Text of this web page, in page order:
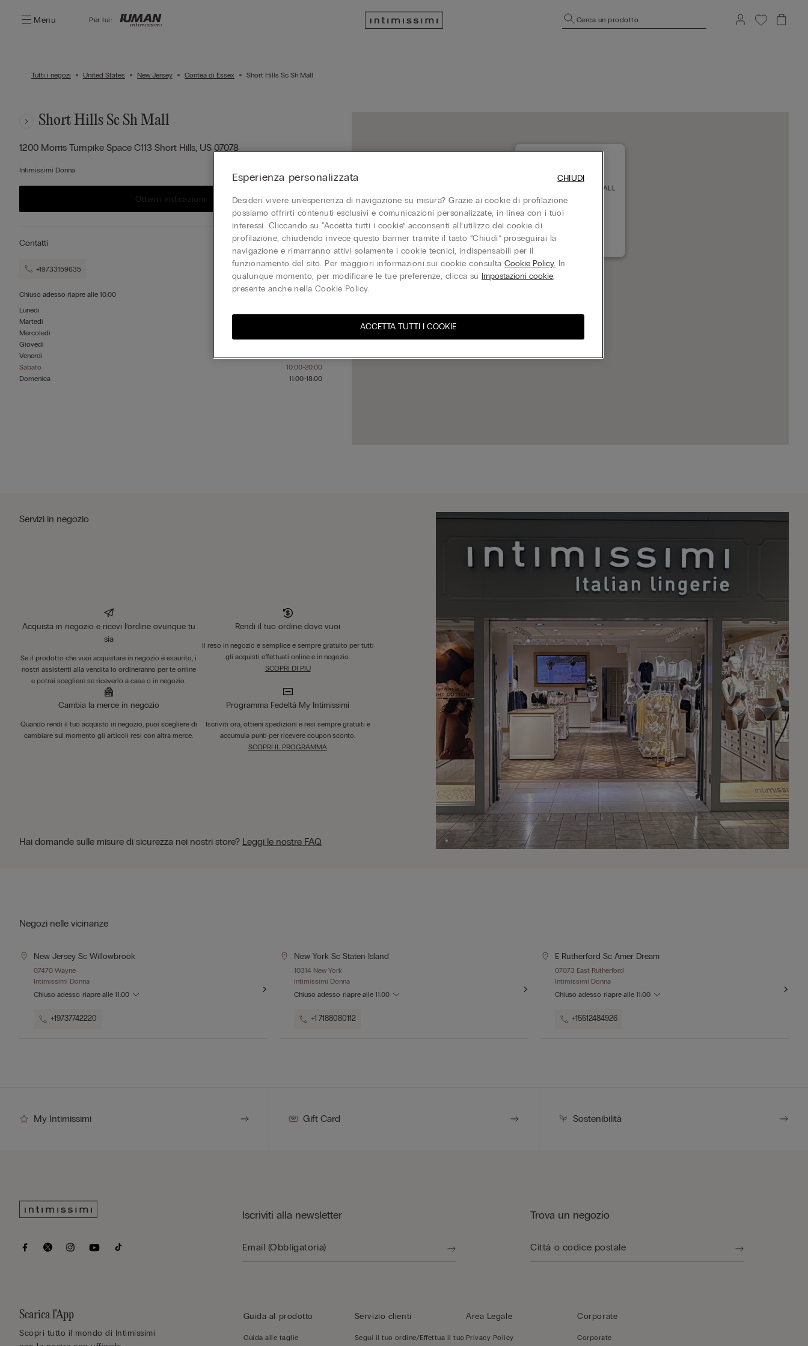
Menu Per lui: Cerca un prodotto
Tutti i negozi United States New Jersey Contea di Essex Short Hills Sc Sh Mall
Short Hills Sc Sh Mall
1200 Morris Turnpike Space C113 Short Hills, US 07078
Intimissimi Donna
Ottieni indicazioni
Contatti
+19733159635
Chiuso adesso riapre alle 10:00
Lunedì
Martedì
Mercoledì
Giovedì
Venerdì
10:00-20:00
Sabato
10:00-20:00
Domenica
11:00-18:00
SHORT HILLS SC SH MALL
07078 SHORT HILLS
Chiuso adesso
+19733159635
Servizi in negozio
Acquista in negozio e ricevi l’ordine ovunque tu
sia
Se il prodotto che vuoi acquistare in negozio è esaurito, i
nostri assistenti alla vendita lo ordineranno per te online
e potrai scegliere se riceverlo a casa o in negozio.
Rendi il tuo ordine dove vuoi
Il reso in negozio è semplice e sempre gratuito per tutti
gli acquisti effettuati online e in negozio.
SCOPRI DI PIÙ
Cambia la merce in negozio
Quando rendi il tuo acquisto in negozio, puoi scegliere di
cambiare sul momento gli articoli resi con altra merce.
Programma Fedeltà My Intimissimi
Iscriviti ora, ottieni spedizioni e resi sempre gratuiti e
accumula punti per ricevere coupon sconto.
SCOPRI IL PROGRAMMA
Hai domande sulle misure di sicurezza nei nostri store? Leggi le nostre FAQ
Negozi nelle vicinanze
New Jersey Sc Willowbrook
07470 Wayne
Intimissimi Donna
Chiuso adesso riapre alle 11:00
+19737742220
New York Sc Staten Island
10314 New York
Intimissimi Donna
Chiuso adesso riapre alle11:00
+1 7188080112
E Rutherford Sc Amer Dream
07073 East Rutherford
Intimissimi Donna
Chiuso adesso riapre alle 11:00
+15512484926
My Intimissimi Gift Card Sostenibilità
Scarica l’App
Scopri tutto il mondo di Intimissimi
Iscriviti alla newsletter Trova un negozio
Guida al prodotto
Guida alle taglie
Servizio clienti
Segui il tuo ordine/Effettua il tuo
Area Legale
Privacy Policy
Corporate
Corporate
Esperienza personalizzata
Desideri vivere un’esperienza di navigazione su misura? Grazie ai cookie di profilazione
possiamo offrirti contenuti esclusivi e comunicazioni personalizzate, in linea con i tuoi
interessi. Cliccando su “Accetta tutti i cookie” acconsenti all’utilizzo dei cookie di
profilazione, chiudendo invece questo banner tramite il tasto “Chiudi” proseguirai la
navigazione e rimarranno attivi solamente i cookie tecnici, indispensabili per il
funzionamento del sito. Per maggiori informazioni sui cookie consultaCookie Policy. In
qualunque momento, per modificare le tue preferenze, clicca su Impostazioni cookie,
presente anche nella Cookie Policy.
ACCETTA TUTTI I COOKIE
CHIUDI